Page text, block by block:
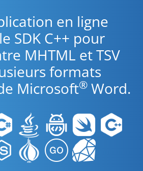
en ligne
SDK C++ pour
MHTML et TSV
formats
Microsoft® Word.